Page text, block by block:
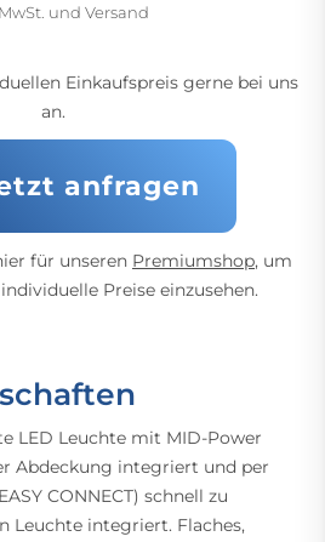
und Versand
Einkaufspreis gerne bei uns
an.
anfragen
für unseren Premiumshop, um
Preise einzusehen.
LED Leuchte mit MID-Power
Abdeckung integriert und per
CONNECT) schnell zu
Leuchte integriert. Flaches,